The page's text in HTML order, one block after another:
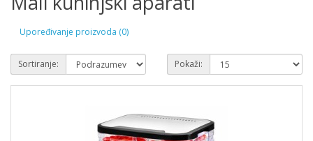
Upoređivanje proizvoda (0)
Sortiranje: Pokaži: